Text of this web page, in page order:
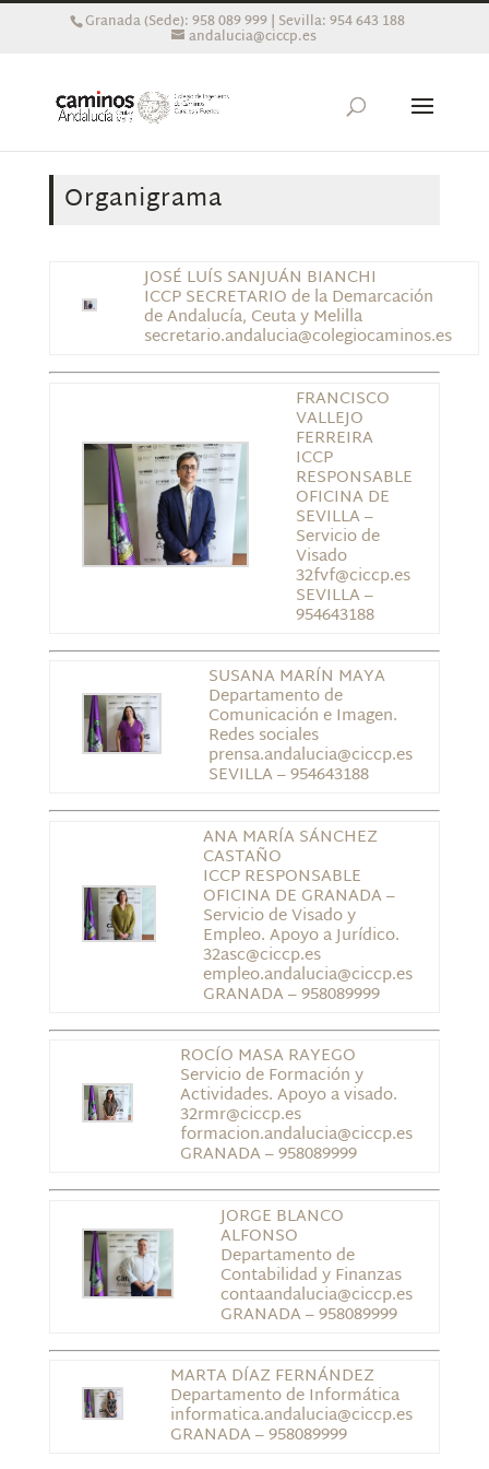
Granada (Sede): 958 089 999 | Sevilla: 954 643 188
andalucia@ciccp.es
Organigrama
JOSÉ LUÍS SANJUÁN BIANCHI
ICCP SECRETARIO de la Demarcación
de Andalucía, Ceuta y Melilla
secretario.andalucia@colegiocaminos.es
FRANCISCO
VALLEJO
FERREIRA
ICCP
RESPONSABLE
OFICINA DE
SEVILLA –
Servicio de
Visado
32fvf@ciccp.es
SEVILLA –
954643188
SUSANA MARÍN MAYA
Departamento de
Comunicación e Imagen.
Redes sociales
prensa.andalucia@ciccp.es
SEVILLA – 954643188
ANA MARÍA SÁNCHEZ
CASTAÑO
ICCP RESPONSABLE
OFICINA DE GRANADA –
Servicio de Visado y
Empleo. Apoyo a Jurídico.
32asc@ciccp.es
empleo.andalucia@ciccp.es
GRANADA – 958089999
ROCÍO MASA RAYEGO
Servicio de Formación y
Actividades. Apoyo a visado.
32rmr@ciccp.es
formacion.andalucia@ciccp.es
GRANADA – 958089999
JORGE BLANCO
ALFONSO
Departamento de
Contabilidad y Finanzas
contaandalucia@ciccp.es
GRANADA – 958089999
MARTA DÍAZ FERNÁNDEZ
Departamento de Informática
informatica.andalucia@ciccp.es
GRANADA – 958089999